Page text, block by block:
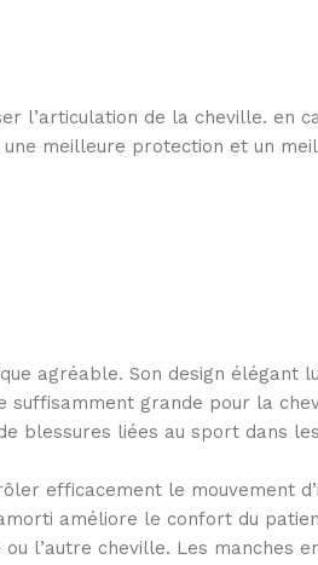
l’articulation de la cheville. en
meilleure protection et un
agréable. Son design élégant
grande pour la
blessures liées au sport dans
efficacement le mouvement
améliore le confort du
l’autre cheville. Les manches